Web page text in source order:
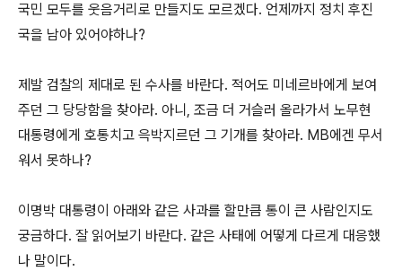
국민 모두를 웃음거리로 만들지도 모르겠다. 언제까지 정치 후진
국을 남아 있어야하나?
제발 검찰의 제대로 된 수사를 바란다. 적어도 미네르바에게 보여
주던 그 당당함을 찾아라. 아니, 조금 더 거슬러 올라가서 노무현
대통령에게 호통치고 윽박지르던 그 기개를 찾아라. MB에겐 무서
워서 못하나?
이명박 대통령이 아래와 같은 사과를 할만큼 통이 큰 사람인지도
궁금하다. 잘 읽어보기 바란다. 같은 사태에 어떻게 다르게 대응했
나 말이다.